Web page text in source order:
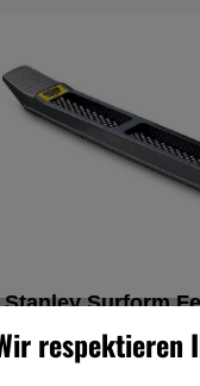
Stanley Surform
respektieren